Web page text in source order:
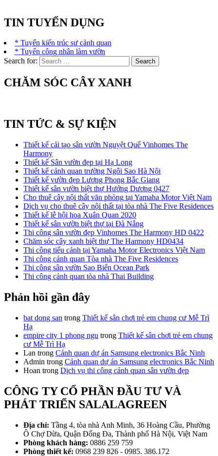
TIN TUYỂN DỤNG
* Tuyển kiến trúc sư cảnh quan
* Tuyển công nhân làm vườn
Search for:
CHĂM SÓC CÂY XANH
TIN TỨC & SỰ KIỆN
Thiết kế cải tạo sân vườn Nguyệt Quế Vinhomes The
Harmony
Thiết kế Sân vườn đẹp tại Hạ Long
Thiết kế cảnh quan trường Ngôi Sao Hà Nội
Thiết kế vườn đẹp Lương Phong Bắc Giang
Thiết kế sân vườn biệt thự Hướng Dương 0427
Cho thuê cây nội thất văn phòng tại Yamaha Motor Việt Nam
Dịch vụ cho thuê cây nội thất tại tòa nhà The Five Residences
Thiết kế lễ hội hoa Xuân Quan 2020
Thiết kế sân vườn biệt thự tại Đà Nẵng
Thi công sân vườn đẹp Vinhomes The Harmony HD 0422
Chăm sóc cây xanh biệt thự The Harmony HD0434
Thi công tiểu cảnh tại Yamaha Motor Electronics Việt Nam
Thi công cảnh quan Tòa nhà The Five Residences
Thi công sân vườn Sao Biển Ocean Park
Thi công cảnh quan tòa nhà Thai Building
Phản hồi gần đây
bat dong san trong Thiết kế sân chơi trẻ em chung cư Mễ Trì
Hạ
empire city 1 phong ngu trong Thiết kế sân chơi trẻ em chung
cư Mễ Trì Hạ
Lan trong Cảnh quan dự án Samsung electronics Bắc Ninh
Admin trong Cảnh quan dự án Samsung electronics Bắc Ninh
Hoan trong Dịch vụ thi công cảnh quan sân vườn đẹp
CÔNG TY CỔ PHẦN ĐẦU TƯ VÀ
PHÁT TRIỂN SALALAGREEN
Địa chỉ: Tầng 4, tòa nhà Anh Minh, 36 Hoàng Cầu, Phường
Ô Chợ Dừa, Quận Đống Đa, Thành phố Hà Nội, Việt Nam
Phòng khách hàng: 0886 259 759
Phòng thiết kế: 0968 239 826 - 0985. 386.172